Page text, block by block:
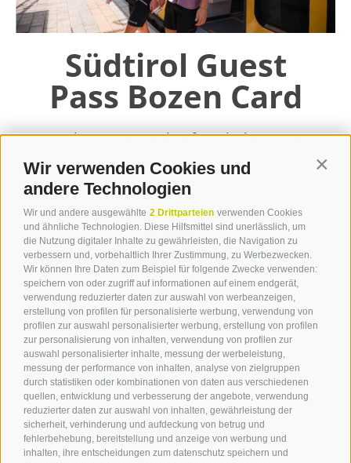
Wir verwenden Cookies und
andere Technologien
Wir und andere ausgewählte 2 Drittparteien verwenden Cookies
und ähnliche Technologien. Diese Hilfsmittel sind unerlässlich, um
die Nutzung digitaler Inhalte zu gewährleisten, die Navigation zu
verbessern und, vorbehaltlich Ihrer Zustimmung, zu Werbezwecken.
Wir können Ihre Daten zum Beispiel für folgende Zwecke verwenden:
speichern von oder zugriff auf informationen auf einem endgerät,
verwendung reduzierter daten zur auswahl von werbeanzeigen,
erstellung von profilen für personalisierte werbung, verwendung von
profilen zur auswahl personalisierter werbung, erstellung von profilen
zur personalisierung von inhalten, verwendung von profilen zur
auswahl personalisierter inhalte, messung der werbeleistung,
messung der performance von inhalten, analyse von zielgruppen
durch statistiken oder kombinationen von daten aus verschiedenen
quellen, entwicklung und verbesserung der angebote, verwendung
reduzierter daten zur auswahl von inhalten, gewährleistung der
sicherheit, verhinderung und aufdeckung von betrug und
fehlerbehebung, bereitstellung und anzeige von werbung und
inhalten, ihre entscheidungen zum datenschutz speichern und
Südtirol Guest
Pass Bozen Card
Mit der Bozen Card auf Entdeckungstour
durch Südtirol: Günstig und bequem die
öffenlichen Verkehrsmittel nutzen und viele
weitere Vorteile genießen.
weiterlesen
Kontakt
Tourist Info Leifers
Branzoll Pfatten
J.-F.-Kennedy-Str. 88
39055 Leifers
Tel.+39 0471 950 420